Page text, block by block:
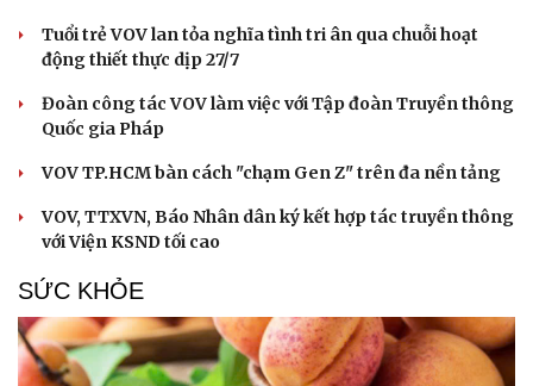
Tuổi trẻ VOV lan tỏa nghĩa tình tri ân qua chuỗi hoạt
động thiết thực dịp 27/7
Đoàn công tác VOV làm việc với Tập đoàn Truyền thông
Quốc gia Pháp
VOV TP.HCM bàn cách "chạm Gen Z" trên đa nền tảng
VOV, TTXVN, Báo Nhân dân ký kết hợp tác truyền thông
với Viện KSND tối cao
SỨC KHỎE